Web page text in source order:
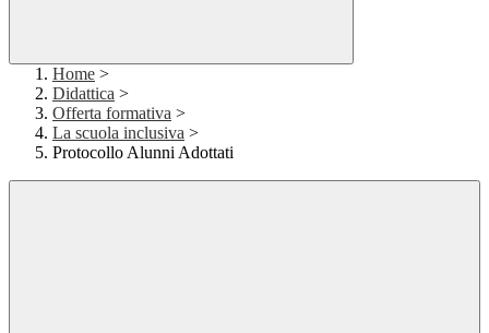
Home >
Didattica >
Offerta formativa >
La scuola inclusiva >
Protocollo Alunni Adottati